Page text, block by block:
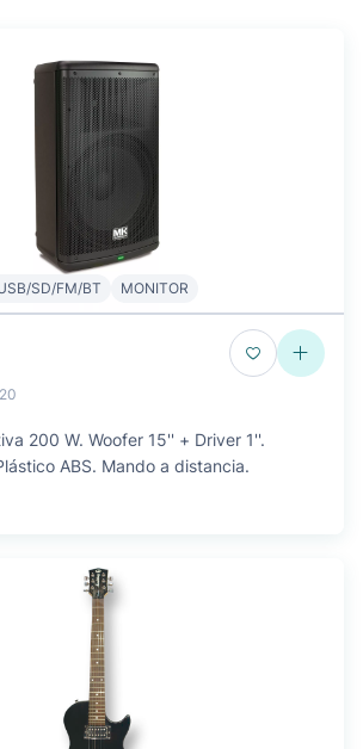
SD/FM/BT MONITOR
200 W. Woofer 15'' + Driver 1''.
ABS. Mando a distancia.